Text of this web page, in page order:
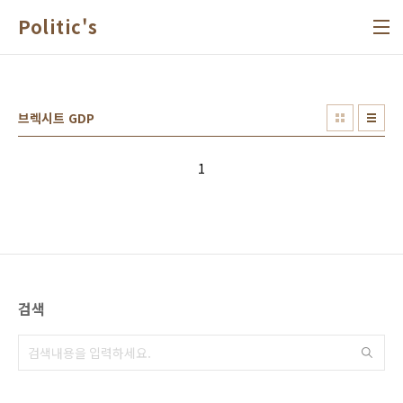
Politic's
브렉시트 GDP
1
검색